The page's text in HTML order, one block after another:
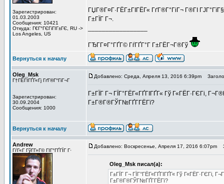
Зарегистрирован:
01.03.2003
Сообщения: 10421
Откуда: Г€Г°ГЄГіГІГ±ГЄ, RU ->
Los Angeles, US
ГЏГ®Г¤Г·ГЁГ±ГІГЁГ« ГґГ®Г°ГіГ¬ Г®ГІ
Г±ГЇГ Г¬.
ГЂГ­Г¤Г°ГҐГ© ГѓГҐГ°Г Г±ГЁГ¬Г®Гў
Вернуться к началу
Oleg_Msk
Г†ГЁГІГҐГ«Гј ГґГ®Г°ГіГ¬Г
Зарегистрирован:
30.09.2004
Сообщения: 1000
Добавлено: Среда, Апреля 13, 2016 6:39pm
Г±ГЇГ Г¬ ГЇГ°ГЁГ«ГҐГІГҐГ« Гў Г«ГЁГ·ГЄГі,
Г±Г®Г®ГЎГ№ГҐГ­ГЁГї?
Вернуться к началу
Andrew
ГѓГ«Г ГўГ­Г»Г© ГІГ°ГҐГЇГ Г·
Добавлено: Воскресенье, Апреля 17, 2016 6:07pm
Oleg_Msk писал(а):
Г±ГЇГ Г¬ ГЇГ°ГЁГ«ГҐГІГҐГ« Гў Г«ГЁГ·ГЄГі,
Г±Г®Г®ГЎГ№ГҐГ­ГЁГї?